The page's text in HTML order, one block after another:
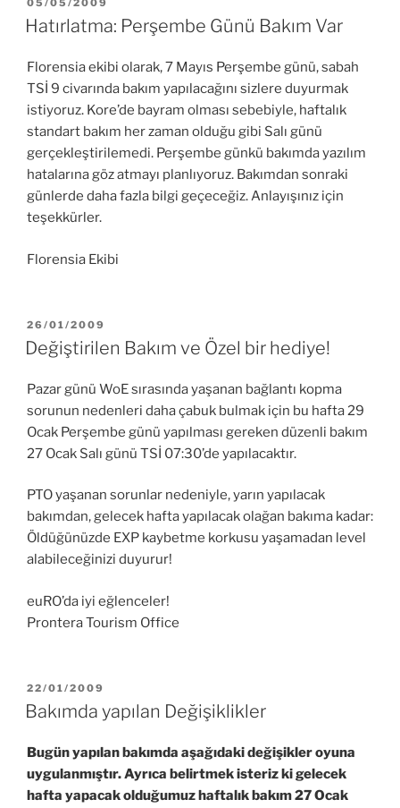
TARIHI
05/05/2009
Hatırlatma: Perşembe Günü Bakım Var
Florensia ekibi olarak, 7 Mayıs Perşembe günü, sabah
TSİ 9 civarında bakım yapılacağını sizlere duyurmak
istiyoruz. Kore’de bayram olması sebebiyle, haftalık
standart bakım her zaman olduğu gibi Salı günü
gerçekleştirilemedi. Perşembe günkü bakımda yazılım
hatalarına göz atmayı planlıyoruz. Bakımdan sonraki
günlerde daha fazla bilgi geçeceğiz. Anlayışınız için
teşekkürler.
Florensia Ekibi
YAYIM
TARIHI
26/01/2009
Değiştirilen Bakım ve Özel bir hediye!
Pazar günü WoE sırasında yaşanan bağlantı kopma
sorunun nedenleri daha çabuk bulmak için bu hafta 29
Ocak Perşembe günü yapılması gereken düzenli bakım
27 Ocak Salı günü TSİ 07:30’de yapılacaktır.
PTO yaşanan sorunlar nedeniyle, yarın yapılacak
bakımdan, gelecek hafta yapılacak olağan bakıma kadar:
Öldüğünüzde EXP kaybetme korkusu yaşamadan level
alabileceğinizi duyurur!
euRO’da iyi eğlenceler!
Prontera Tourism Office
YAYIM
TARIHI
22/01/2009
Bakımda yapılan Değişiklikler
Bugün yapılan bakımda aşağıdaki değişikler oyuna
uygulanmıştır. Ayrıca belirtmek isteriz ki gelecek
hafta yapacak olduğumuz haftalık bakım 27 Ocak